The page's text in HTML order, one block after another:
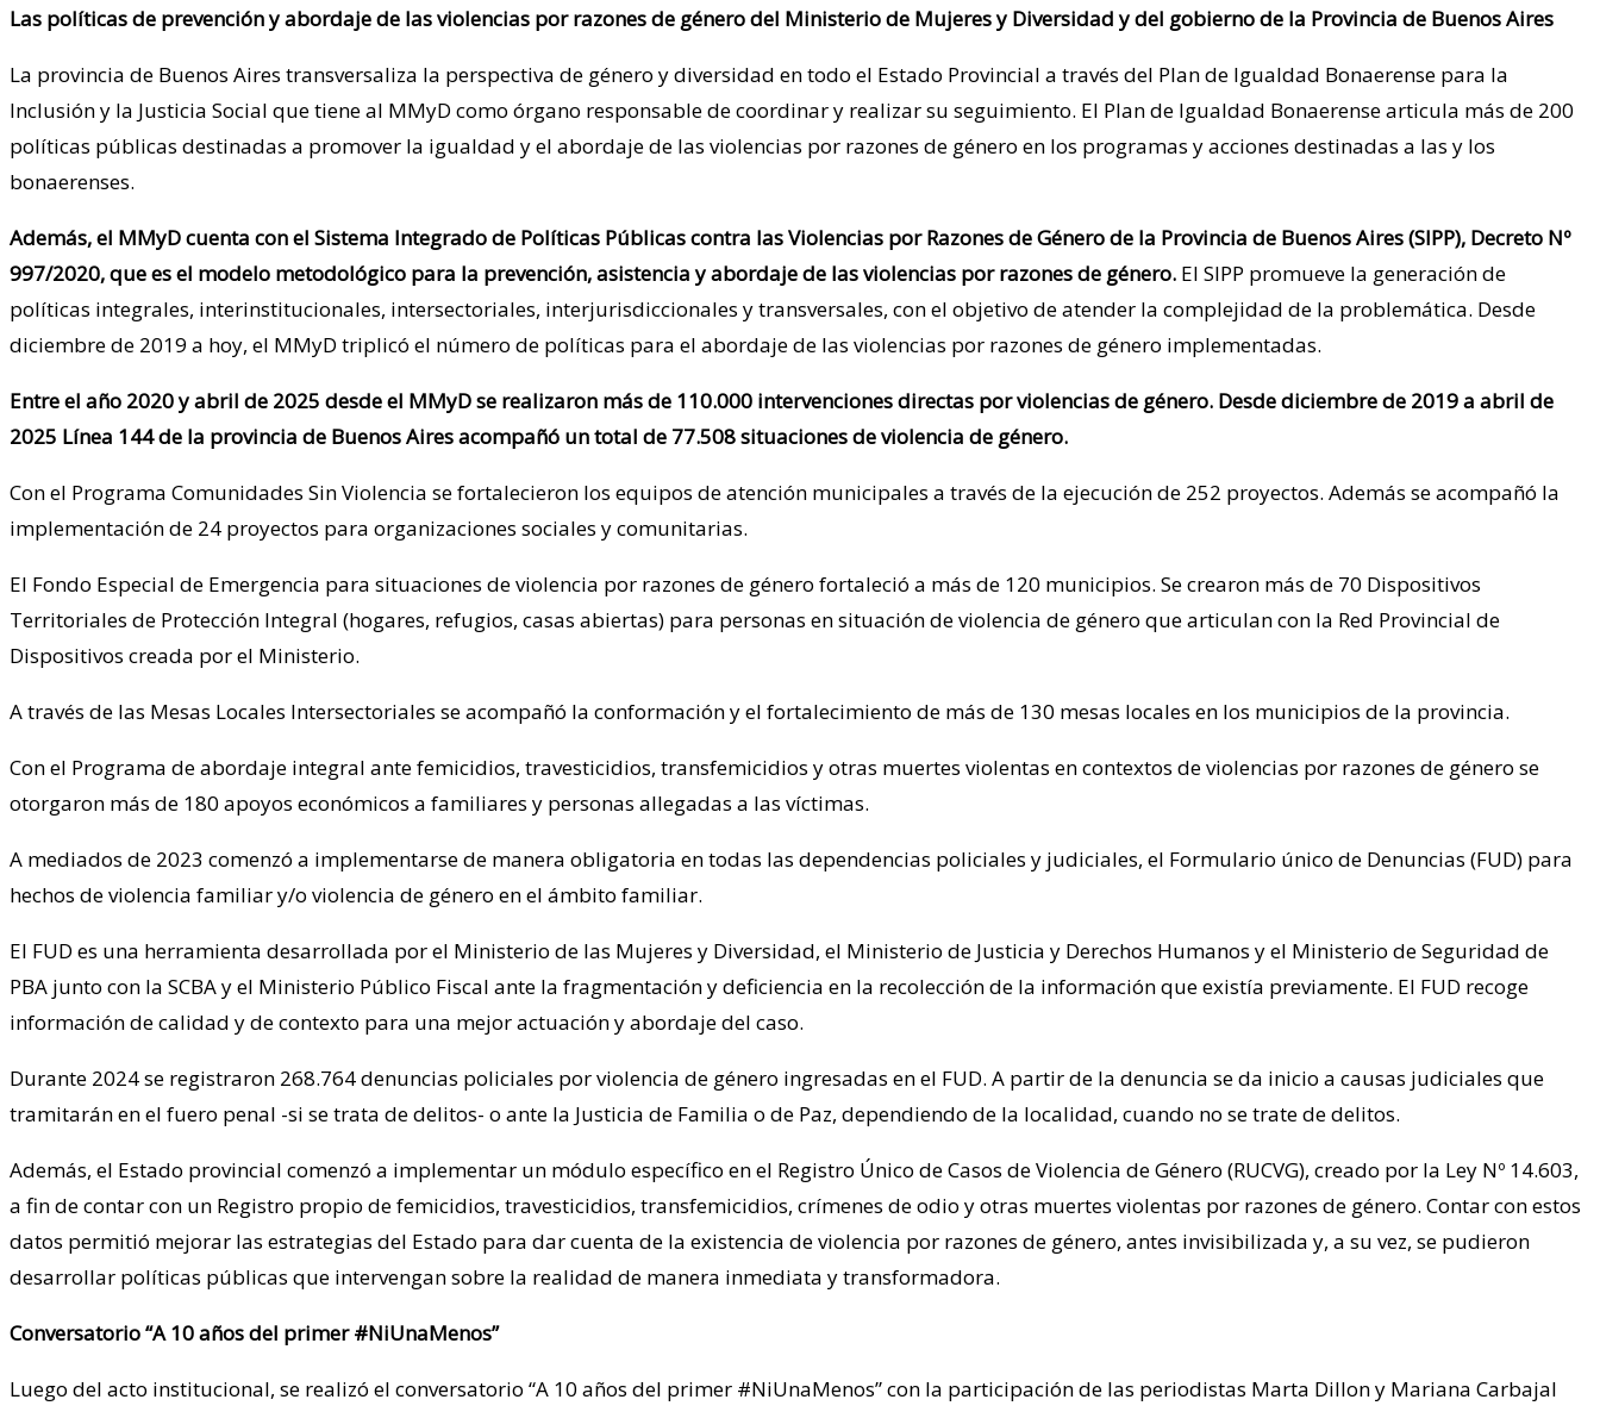
Las políticas de prevención y abordaje de las violencias por razones de género del Ministerio de Mujeres y Diversidad y del gobierno de la Provincia de Buenos Aires
La provincia de Buenos Aires transversaliza la perspectiva de género y diversidad en todo el Estado Provincial a través del Plan de Igualdad Bonaerense para la
Inclusión y la Justicia Social que tiene al MMyD como órgano responsable de coordinar y realizar su seguimiento. El Plan de Igualdad Bonaerense articula más de 200
políticas públicas destinadas a promover la igualdad y el abordaje de las violencias por razones de género en los programas y acciones destinadas a las y los
bonaerenses.
Además, el MMyD cuenta con el Sistema Integrado de Políticas Públicas contra las Violencias por Razones de Género de la Provincia de Buenos Aires (SIPP), Decreto Nº
997/2020, que es el modelo metodológico para la prevención, asistencia y abordaje de las violencias por razones de género. El SIPP promueve la generación de
políticas integrales, interinstitucionales, intersectoriales, interjurisdiccionales y transversales, con el objetivo de atender la complejidad de la problemática. Desde
diciembre de 2019 a hoy, el MMyD triplicó el número de políticas para el abordaje de las violencias por razones de género implementadas.
Entre el año 2020 y abril de 2025 desde el MMyD se realizaron más de 110.000 intervenciones directas por violencias de género. Desde diciembre de 2019 a abril de
2025 Línea 144 de la provincia de Buenos Aires acompañó un total de 77.508 situaciones de violencia de género.
Con el Programa Comunidades Sin Violencia se fortalecieron los equipos de atención municipales a través de la ejecución de 252 proyectos. Además se acompañó la
implementación de 24 proyectos para organizaciones sociales y comunitarias.
El Fondo Especial de Emergencia para situaciones de violencia por razones de género fortaleció a más de 120 municipios. Se crearon más de 70 Dispositivos
Territoriales de Protección Integral (hogares, refugios, casas abiertas) para personas en situación de violencia de género que articulan con la Red Provincial de
Dispositivos creada por el Ministerio.
A través de las Mesas Locales Intersectoriales se acompañó la conformación y el fortalecimiento de más de 130 mesas locales en los municipios de la provincia.
Con el Programa de abordaje integral ante femicidios, travesticidios, transfemicidios y otras muertes violentas en contextos de violencias por razones de género se
otorgaron más de 180 apoyos económicos a familiares y personas allegadas a las víctimas.
A mediados de 2023 comenzó a implementarse de manera obligatoria en todas las dependencias policiales y judiciales, el Formulario único de Denuncias (FUD) para
hechos de violencia familiar y/o violencia de género en el ámbito familiar.
El FUD es una herramienta desarrollada por el Ministerio de las Mujeres y Diversidad, el Ministerio de Justicia y Derechos Humanos y el Ministerio de Seguridad de
PBA junto con la SCBA y el Ministerio Público Fiscal ante la fragmentación y deficiencia en la recolección de la información que existía previamente. El FUD recoge
información de calidad y de contexto para una mejor actuación y abordaje del caso.
Durante 2024 se registraron 268.764 denuncias policiales por violencia de género ingresadas en el FUD. A partir de la denuncia se da inicio a causas judiciales que
tramitarán en el fuero penal -si se trata de delitos- o ante la Justicia de Familia o de Paz, dependiendo de la localidad, cuando no se trate de delitos.
Además, el Estado provincial comenzó a implementar un módulo específico en el Registro Único de Casos de Violencia de Género (RUCVG), creado por la Ley Nº 14.603,
a fin de contar con un Registro propio de femicidios, travesticidios, transfemicidios, crímenes de odio y otras muertes violentas por razones de género. Contar con estos
datos permitió mejorar las estrategias del Estado para dar cuenta de la existencia de violencia por razones de género, antes invisibilizada y, a su vez, se pudieron
desarrollar políticas públicas que intervengan sobre la realidad de manera inmediata y transformadora.
Conversatorio “A 10 años del primer #NiUnaMenos”
Luego del acto institucional, se realizó el conversatorio “A 10 años del primer #NiUnaMenos” con la participación de las periodistas Marta Dillon y Mariana Carbajal